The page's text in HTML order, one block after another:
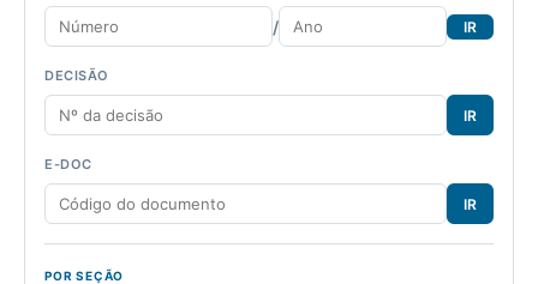
/ IR
DECISÃO
IR
E-DOC
IR
POR SEÇÃO